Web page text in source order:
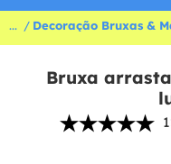
... Decoração Bruxas &
Bruxa